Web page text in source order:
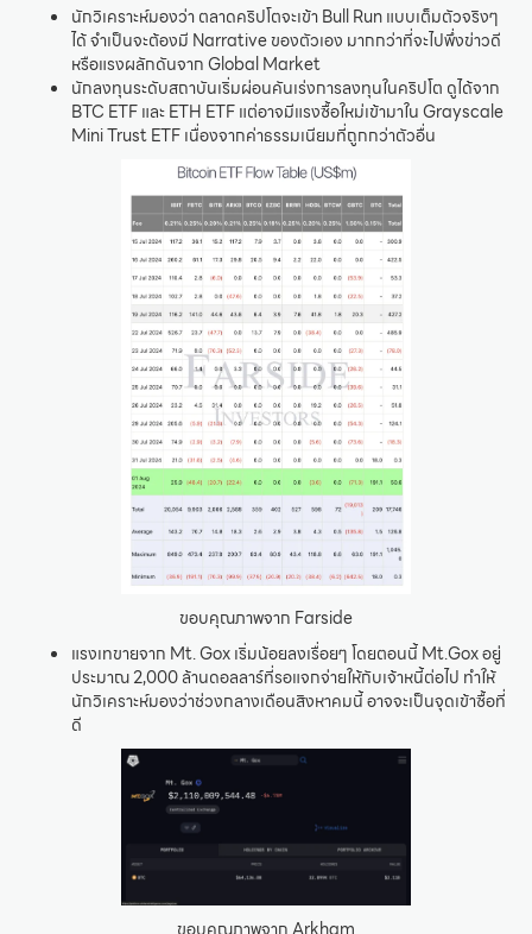
นักวิเคราะห์มองว่า ตลาดคริปโตจะเข้า Bull Run แบบเต็มตัวจริงๆ
ได้ จำเป็นจะต้องมี Narrative ของตัวเอง มากกว่าที่จะไปพึ่งข่าวดี
หรือแรงผลักดันจาก Global Market
นักลงทุนระดับสถาบันเริ่มผ่อนคันเร่งการลงทุนในคริปโต ดูได้จาก
BTC ETF และ ETH ETF แต่อาจมีแรงซื้อใหม่เข้ามาใน Grayscale
Mini Trust ETF เนื่องจากค่าธรรมเนียมที่ถูกกว่าตัวอื่น
ขอบคุณภาพจาก Farside
แรงเทขายจาก Mt. Gox เริ่มน้อยลงเรื่อยๆ โดยตอนนี้ Mt.Gox อยู่
ประมาณ 2,000 ล้านดอลลาร์ที่รอแจกจ่ายให้กับเจ้าหนี้ต่อไป ทำให้
นักวิเคราะห์มองว่าช่วงกลางเดือนสิงหาคมนี้ อาจจะเป็นจุดเข้าซื้อที่
ดี